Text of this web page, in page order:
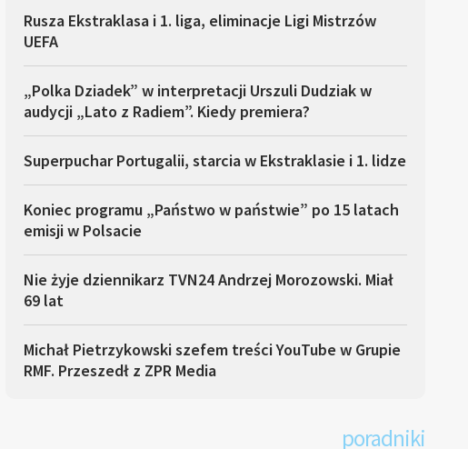
Rusza Ekstraklasa i 1. liga, eliminacje Ligi Mistrzów
UEFA
„Polka Dziadek” w interpretacji Urszuli Dudziak w
audycji „Lato z Radiem”. Kiedy premiera?
Superpuchar Portugalii, starcia w Ekstraklasie i 1. lidze
Koniec programu „Państwo w państwie” po 15 latach
emisji w Polsacie
Nie żyje dziennikarz TVN24 Andrzej Morozowski. Miał
69 lat
Michał Pietrzykowski szefem treści YouTube w Grupie
RMF. Przeszedł z ZPR Media
poradniki